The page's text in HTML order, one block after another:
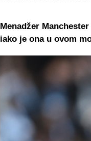
Menadžer
iako je ona u ovom